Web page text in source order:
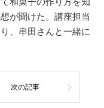
が聞けた。講座担当
、串田さんと一緒に
次の記事